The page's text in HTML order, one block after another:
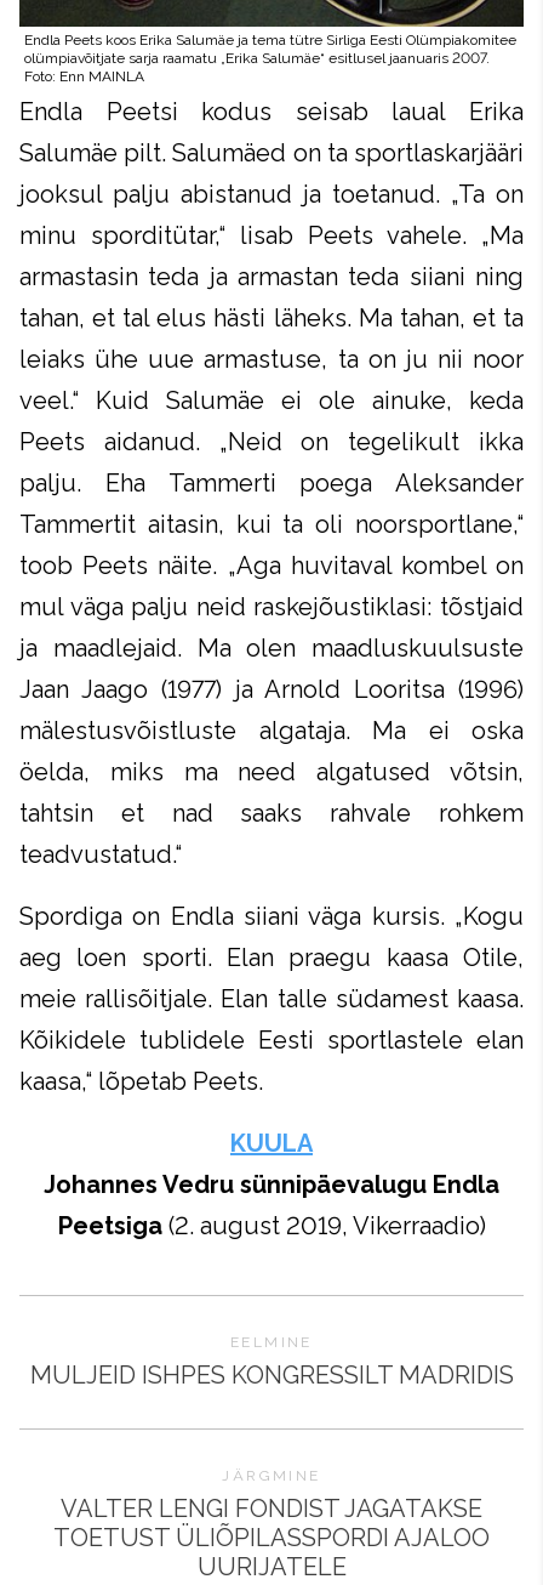
Endla Peetsi kodus seisab laual Erika
Salumäe pilt. Salumäed on ta sportlaskarjääri
jooksul palju abistanud ja toetanud. „Ta on
minu sporditütar,“ lisab Peets vahele. „Ma
armastasin teda ja armastan teda siiani ning
tahan, et tal elus hästi läheks. Ma tahan, et ta
leiaks ühe uue armastuse, ta on ju nii noor
veel.“ Kuid Salumäe ei ole ainuke, keda
Peets aidanud. „Neid on tegelikult ikka
palju. Eha Tammerti poega Aleksander
Tammertit aitasin, kui ta oli noorsportlane,“
toob Peets näite. „Aga huvitaval kombel on
mul väga palju neid raskejõustiklasi: tõstjaid
ja maadlejaid. Ma olen maadluskuulsuste
Jaan Jaago (1977) ja Arnold Looritsa (1996)
mälestusvõistluste algataja. Ma ei oska
öelda, miks ma need algatused võtsin,
tahtsin et nad saaks rahvale rohkem
teadvustatud.“
Spordiga on Endla siiani väga kursis. „Kogu
aeg loen sporti. Elan praegu kaasa Otile,
meie rallisõitjale. Elan talle südamest kaasa.
Kõikidele tublidele Eesti sportlastele elan
kaasa,“ lõpetab Peets.
KUULA
Johannes Vedru sünnipäevalugu Endla
Peetsiga (2. august 2019, Vikerraadio)
EELMINE
MULJEID ISHPES KONGRESSILT MADRIDIS
JÄRGMINE
VALTER LENGI FONDIST JAGATAKSE
TOETUST ÜLIÕPILASSPORDI AJALOO
UURIJATELE